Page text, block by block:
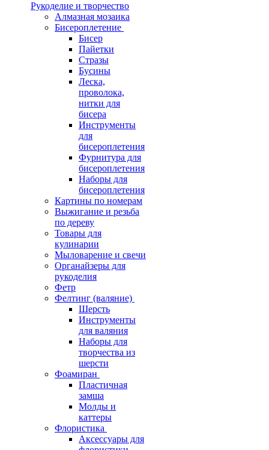
Рукоделие и творчество
Алмазная мозаика
Бисероплетение
Бисер
Пайетки
Стразы
Бусины
Леска,
проволока,
нитки для
бисера
Инструменты
для
бисероплетения
Фурнитура для
бисероплетения
Наборы для
бисероплетения
Картины по номерам
Выжигание и резьба
по дереву
Товары для
кулинарии
Мыловарение и свечи
Органайзеры для
рукоделия
Фетр
Фелтинг (валяние)
Шерсть
Инструменты
для валяния
Наборы для
творчества из
шерсти
Фоамиран
Пластичная
замша
Молды и
каттеры
Флористика
Аксессуары для